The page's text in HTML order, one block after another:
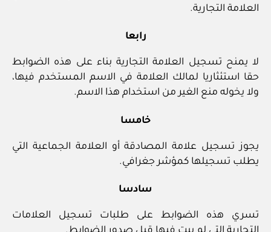
العلامة التجارية.
رابعا
لا يمنح تسجيل العلامة التجارية بناء على هذه الضوابط
حقا استئثاريا لمالك العلامة في الاسم المستخدم فيها،
ولا يخوله منع الغير من استخدام هذا الاسم.
خامسا
يجوز تسجيل علامة المصادقة أو العلامة الجماعية التي
يطلب تسجيلها كمؤشر جغرافي.
سادسا
تسري هذه الضوابط على طلبات تسجيل العلامات